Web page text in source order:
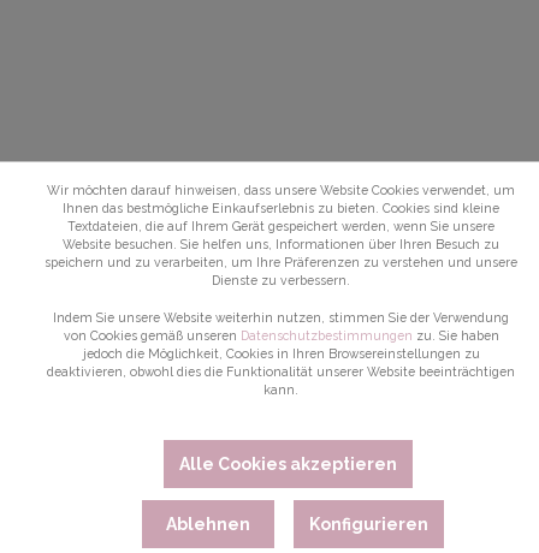
Wir möchten darauf hinweisen, dass unsere Website Cookies verwendet, um
Ihnen das bestmögliche Einkaufserlebnis zu bieten. Cookies sind kleine
Textdateien, die auf Ihrem Gerät gespeichert werden, wenn Sie unsere
Website besuchen. Sie helfen uns, Informationen über Ihren Besuch zu
speichern und zu verarbeiten, um Ihre Präferenzen zu verstehen und unsere
Dienste zu verbessern.
Indem Sie unsere Website weiterhin nutzen, stimmen Sie der Verwendung
von Cookies gemäß unseren Datenschutzbestimmungen zu. Sie haben
jedoch die Möglichkeit, Cookies in Ihren Browsereinstellungen zu
deaktivieren, obwohl dies die Funktionalität unserer Website beeinträchtigen
kann.
Alle Cookies akzeptieren
Ablehnen Konfigurieren